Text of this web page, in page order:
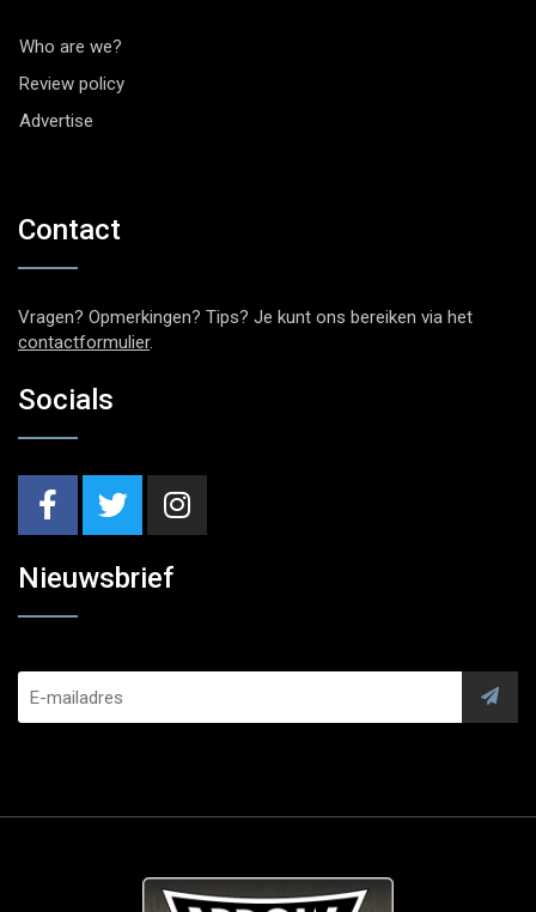
Who are we?
Review policy
Advertise
Contact
Vragen? Opmerkingen? Tips? Je kunt ons bereiken via het
contactformulier.
Socials
Nieuwsbrief